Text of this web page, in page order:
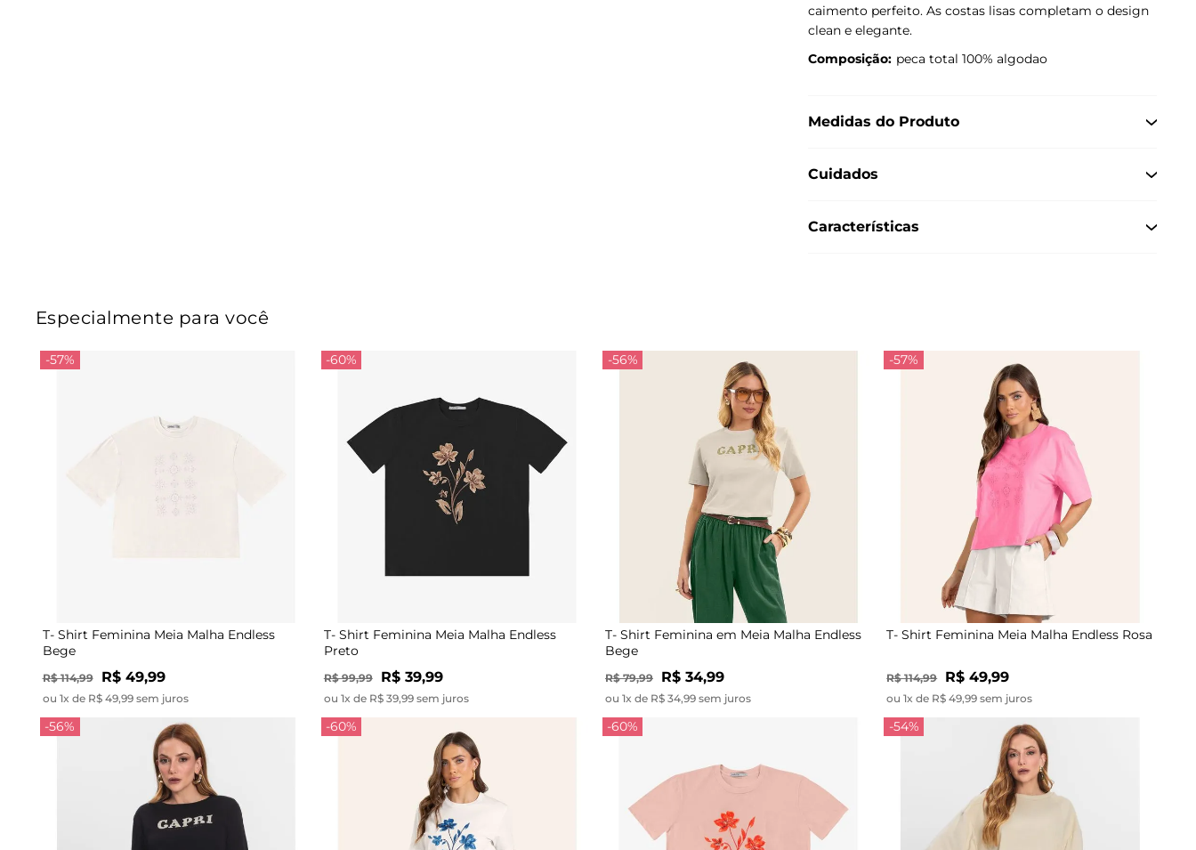
caimento perfeito. As costas lisas completam o design
clean e elegante.
Composição: peca total 100% algodao
Medidas do Produto
Cuidados
Características
Especialmente para você
-57%
T- Shirt Feminina Meia Malha Endless
Bege
R$ 114,99 R$ 49,99
ou 1x de R$ 49,99 sem juros
-60%
T- Shirt Feminina Meia Malha Endless
Preto
R$ 99,99 R$ 39,99
ou 1x de R$ 39,99 sem juros
-56%
T- Shirt Feminina em Meia Malha Endless
Bege
R$ 79,99 R$ 34,99
ou 1x de R$ 34,99 sem juros
-57%
T- Shirt Feminina Meia Malha Endless Rosa
R$ 114,99 R$ 49,99
ou 1x de R$ 49,99 sem juros
-56% -60% -60% -54%